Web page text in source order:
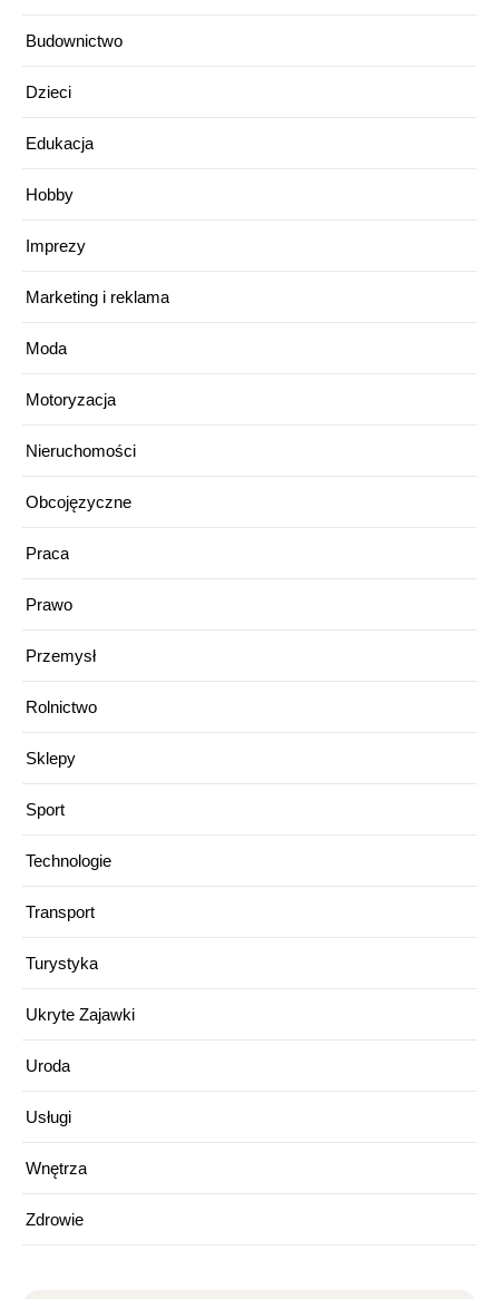
Budownictwo
Dzieci
Edukacja
Hobby
Imprezy
Marketing i reklama
Moda
Motoryzacja
Nieruchomości
Obcojęzyczne
Praca
Prawo
Przemysł
Rolnictwo
Sklepy
Sport
Technologie
Transport
Turystyka
Ukryte Zajawki
Uroda
Usługi
Wnętrza
Zdrowie